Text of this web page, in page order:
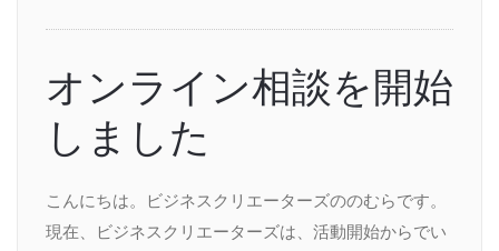
オンライン相談を開始
しました
こんにちは。ビジネスクリエーターズののむらです。
現在、ビジネスクリエーターズは、活動開始からでい